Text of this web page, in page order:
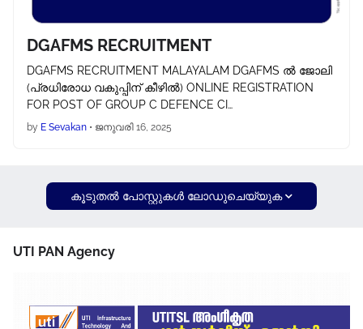
DGAFMS RECRUITMENT
DGAFMS RECRUITMENT MALAYALAM DGAFMS ല്‍ ജോലി
(പ്രധിരോധ വകുപ്പിന് കീഴില്‍) ONLINE REGISTRATION
FOR POST OF GROUP C DEFENCE CI…
by E Sevakan • ജനുവരി 16, 2025
കൂടുതൽ‍ പോസ്റ്റുകള്‍‌ ലോഡുചെയ്യുക
UTI PAN Agency